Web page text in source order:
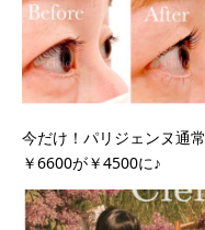
今だけ！パリジェンヌ通常
￥6600が￥4500に♪